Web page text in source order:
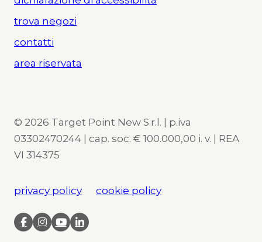
trova negozi
contatti
area riservata
© 2026 Target Point New S.r.l. | p.iva
03302470244 | cap. soc. € 100.000,00 i. v. | REA
VI 314375
privacy policy cookie policy